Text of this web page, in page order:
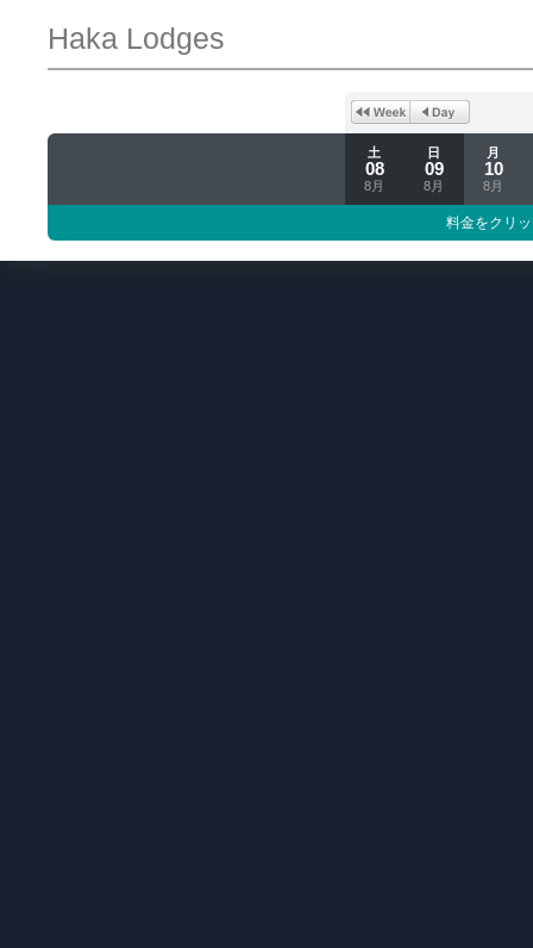
Haka Lodges
土
08
8月
日
09
8月
月
10
8月
料金をクリ